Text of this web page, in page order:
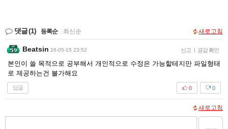
댓글(1) 등록순 최신순 새로고침
Beatsin 26-05-15 23:52 신고 | 공감 확인
본인이 쓸 목적으로 공부해서 개인적으로 수정은 가능할테지만 파일형태
로 제공하는건 불가해요
답글 0
0
새로고침